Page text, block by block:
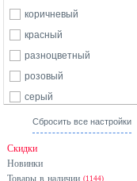
коричневый
красный
разноцветный
розовый
серый
синий
Сбросить все настройки
Скидки
Новинки
Товары в наличии (1144)